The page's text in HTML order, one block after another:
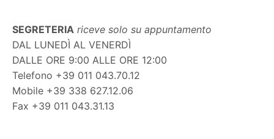
SEGRETERIA riceve solo su appuntamento
DAL LUNEDÌ AL VENERDÌ
DALLE ORE 9:00 ALLE ORE 12:00
Telefono +39 011 043.70.12
Mobile +39 338 627.12.06
Fax +39 011 043.31.13